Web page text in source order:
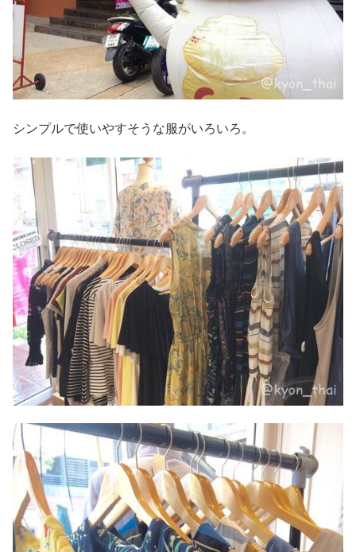
シンプルで使いやすそうな服がいろいろ。